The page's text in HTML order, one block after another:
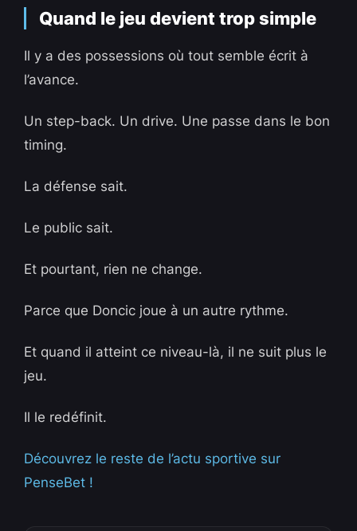
Quand le jeu devient trop simple
Il y a des possessions où tout semble écrit à
l’avance.
Un step-back. Un drive. Une passe dans le bon
timing.
La défense sait.
Le public sait.
Et pourtant, rien ne change.
Parce que Doncic joue à un autre rythme.
Et quand il atteint ce niveau-là, il ne suit plus le
jeu.
Il le redéfinit.
Découvrez le reste de l’actu sportive sur
PenseBet !